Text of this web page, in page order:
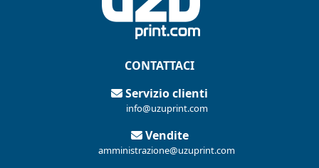
CONTATTACI
Servizio clienti
info@uzuprint.com
Vendite
amministrazione@uzuprint.com